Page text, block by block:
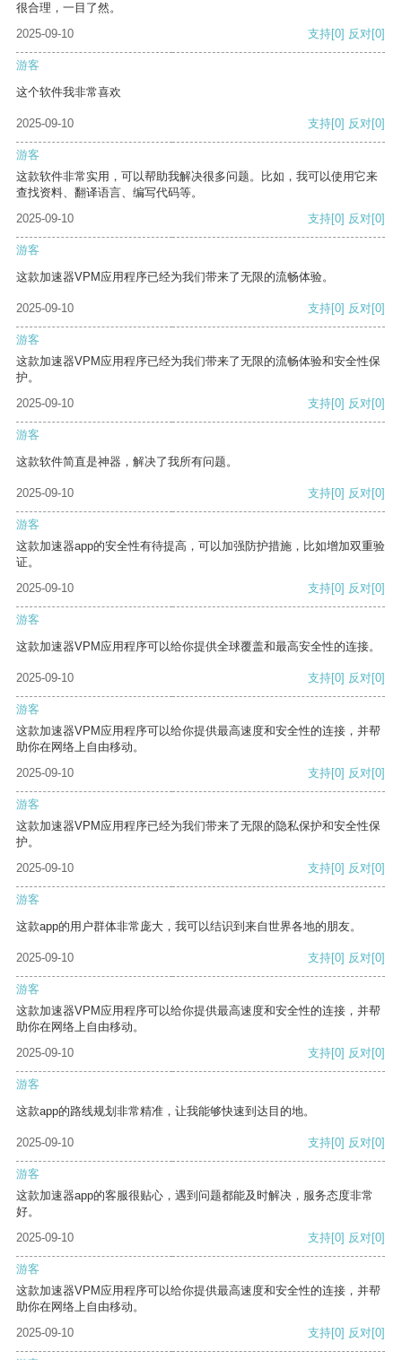
很合理，一目了然。
2025-09-10
支持[0] 反对[0]
游客
这个软件我非常喜欢
2025-09-10 支持[0] 反对[0]
游客
这款软件非常实用，可以帮助我解决很多问题。比如，我可以使用它来
查找资料、翻译语言、编写代码等。
2025-09-10
支持[0] 反对[0]
游客
这款加速器VPM应用程序已经为我们带来了无限的流畅体验。
2025-09-10 支持[0] 反对[0]
游客
这款加速器VPM应用程序已经为我们带来了无限的流畅体验和安全性保
护。
2025-09-10
支持[0] 反对[0]
游客
这款软件简直是神器，解决了我所有问题。
2025-09-10 支持[0] 反对[0]
游客
这款加速器app的安全性有待提高，可以加强防护措施，比如增加双重验
证。
2025-09-10
支持[0] 反对[0]
游客
这款加速器VPM应用程序可以给你提供全球覆盖和最高安全性的连接。
2025-09-10 支持[0] 反对[0]
游客
这款加速器VPM应用程序可以给你提供最高速度和安全性的连接，并帮
助你在网络上自由移动。
2025-09-10
支持[0] 反对[0]
游客
这款加速器VPM应用程序已经为我们带来了无限的隐私保护和安全性保
护。
2025-09-10
支持[0] 反对[0]
游客
这款app的用户群体非常庞大，我可以结识到来自世界各地的朋友。
2025-09-10 支持[0] 反对[0]
游客
这款加速器VPM应用程序可以给你提供最高速度和安全性的连接，并帮
助你在网络上自由移动。
2025-09-10
支持[0] 反对[0]
游客
这款app的路线规划非常精准，让我能够快速到达目的地。
2025-09-10 支持[0] 反对[0]
游客
这款加速器app的客服很贴心，遇到问题都能及时解决，服务态度非常
好。
2025-09-10
支持[0] 反对[0]
游客
这款加速器VPM应用程序可以给你提供最高速度和安全性的连接，并帮
助你在网络上自由移动。
2025-09-10
支持[0] 反对[0]